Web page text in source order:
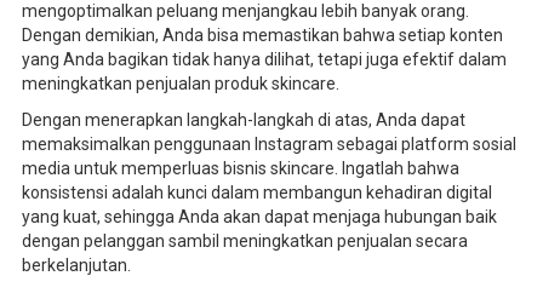
mengoptimalkan peluang menjangkau lebih banyak orang.
Dengan demikian, Anda bisa memastikan bahwa setiap konten
yang Anda bagikan tidak hanya dilihat, tetapi juga efektif dalam
meningkatkan penjualan produk skincare.
Dengan menerapkan langkah-langkah di atas, Anda dapat
memaksimalkan penggunaan Instagram sebagai platform sosial
media untuk memperluas bisnis skincare. Ingatlah bahwa
konsistensi adalah kunci dalam membangun kehadiran digital
yang kuat, sehingga Anda akan dapat menjaga hubungan baik
dengan pelanggan sambil meningkatkan penjualan secara
berkelanjutan.